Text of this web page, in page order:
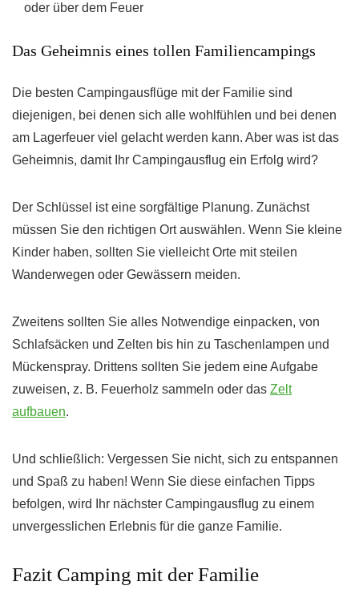
oder über dem Feuer
Das Geheimnis eines tollen Familiencampings
Die besten Campingausflüge mit der Familie sind
diejenigen, bei denen sich alle wohlfühlen und bei denen
am Lagerfeuer viel gelacht werden kann. Aber was ist das
Geheimnis, damit Ihr Campingausflug ein Erfolg wird?
Der Schlüssel ist eine sorgfältige Planung. Zunächst
müssen Sie den richtigen Ort auswählen. Wenn Sie kleine
Kinder haben, sollten Sie vielleicht Orte mit steilen
Wanderwegen oder Gewässern meiden.
Zweitens sollten Sie alles Notwendige einpacken, von
Schlafsäcken und Zelten bis hin zu Taschenlampen und
Mückenspray. Drittens sollten Sie jedem eine Aufgabe
zuweisen, z. B. Feuerholz sammeln oder das Zelt
aufbauen.
Und schließlich: Vergessen Sie nicht, sich zu entspannen
und Spaß zu haben! Wenn Sie diese einfachen Tipps
befolgen, wird Ihr nächster Campingausflug zu einem
unvergesslichen Erlebnis für die ganze Familie.
Fazit Camping mit der Familie